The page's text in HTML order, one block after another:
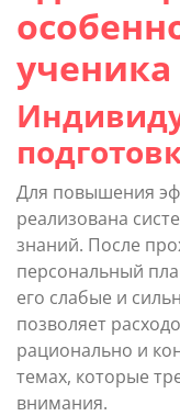
ученика
Для повышения
реализована
знаний. После
персональный
его слабые и
позволяет
рационально и
темах, которые
внимания.